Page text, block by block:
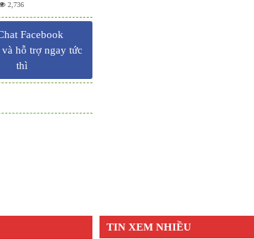
2,736
Facebook
hỗ trợ ngay tức
thì
TIN XEM NHIỀU